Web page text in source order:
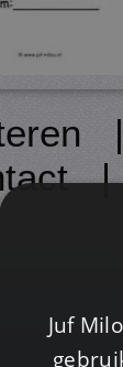
Juf